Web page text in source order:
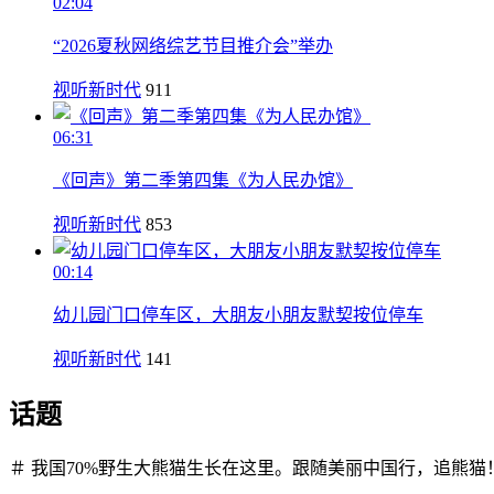
“2026夏秋网络综艺节目推介会”举办
视听新时代 911
06:31
《回声》第二季第四集《为人民办馆》
视听新时代 853
00:14
幼儿园门口停车区，大朋友小朋友默契按位停车
视听新时代 141
话题
＃ 我国70%野生大熊猫生长在这里。跟随美丽中国行，追熊猫